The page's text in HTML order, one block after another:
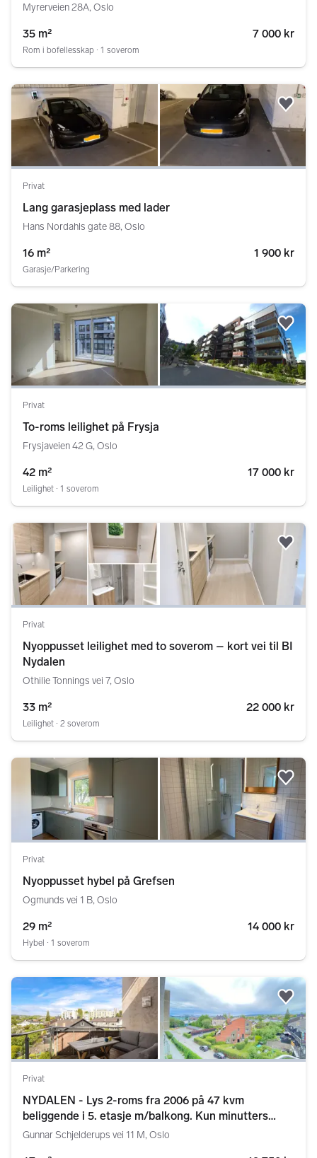
Myrerveien 28A, Oslo
35 m² 7 000 kr
Rom i bofellesskap ∙ 1 soverom
Privat
Lang garasjeplass med lader
Hans Nordahls gate 88, Oslo
16 m² 1 900 kr
Garasje/Parkering
Privat
To-roms leilighet på Frysja
Frysjaveien 42 G, Oslo
42 m² 17 000 kr
Leilighet ∙ 1 soverom
Privat
Nyoppusset leilighet med to soverom – kort vei til BI
Nydalen
Othilie Tonnings vei 7, Oslo
33 m² 22 000 kr
Leilighet ∙ 2 soverom
Privat
Nyoppusset hybel på Grefsen
Ogmunds vei 1 B, Oslo
29 m² 14 000 kr
Hybel ∙ 1 soverom
Privat
NYDALEN - Lys 2-roms fra 2006 på 47 kvm
beliggende i 5. etasje m/balkong. Kun minutters
gange til BI og Storo senteret.
Gunnar Schjelderups vei 11 M, Oslo